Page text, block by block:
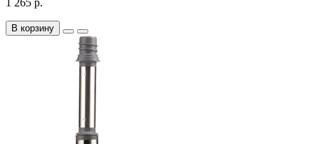
1 265 р.
В корзину